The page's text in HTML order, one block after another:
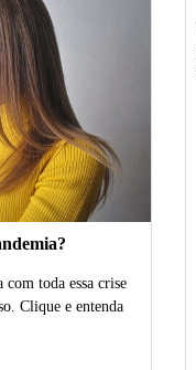
toda essa crise
Clique e entenda